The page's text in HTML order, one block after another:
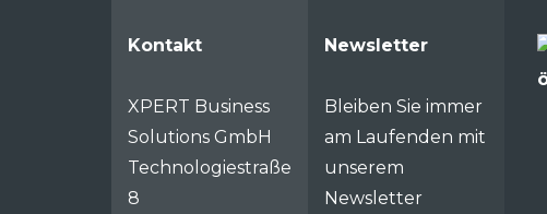
Kontakt
XPERT Business
Solutions GmbH
Technologiestraße
8
Newsletter
Bleiben Sie immer
am Laufenden mit
unserem
Newsletter